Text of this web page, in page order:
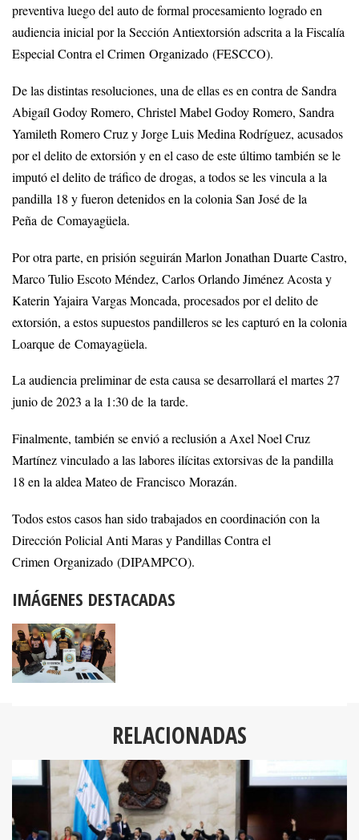
preventiva luego del auto de formal procesamiento logrado en
audiencia inicial por la Sección Antiextorsión adscrita a la Fiscalía
Especial Contra el Crimen Organizado (FESCCO).
De las distintas resoluciones, una de ellas es en contra de Sandra
Abigaíl Godoy Romero, Christel Mabel Godoy Romero, Sandra
Yamileth Romero Cruz y Jorge Luis Medina Rodríguez, acusados
por el delito de extorsión y en el caso de este último también se le
imputó el delito de tráfico de drogas, a todos se les vincula a la
pandilla 18 y fueron detenidos en la colonia San José de la
Peña de Comayagüela.
Por otra parte, en prisión seguirán Marlon Jonathan Duarte Castro,
Marco Tulio Escoto Méndez, Carlos Orlando Jiménez Acosta y
Katerin Yajaira Vargas Moncada, procesados por el delito de
extorsión, a estos supuestos pandilleros se les capturó en la colonia
Loarque de Comayagüela.
La audiencia preliminar de esta causa se desarrollará el martes 27
junio de 2023 a la 1:30 de la tarde.
Finalmente, también se envió a reclusión a Axel Noel Cruz
Martínez vinculado a las labores ilícitas extorsivas de la pandilla
18 en la aldea Mateo de Francisco Morazán.
Todos estos casos han sido trabajados en coordinación con la
Dirección Policial Anti Maras y Pandillas Contra el
Crimen Organizado (DIPAMPCO).
IMÁGENES DESTACADAS
RELACIONADAS